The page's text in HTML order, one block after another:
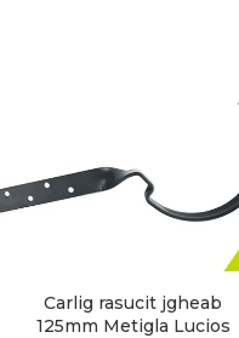
Carlig rasucit jgheab
125mm Metigla Lucios